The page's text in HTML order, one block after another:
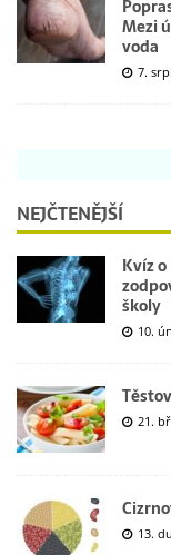
Mezi
voda
7.
NEJČTENĚJŠÍ
Kvíz
školy
10.
21.
13.